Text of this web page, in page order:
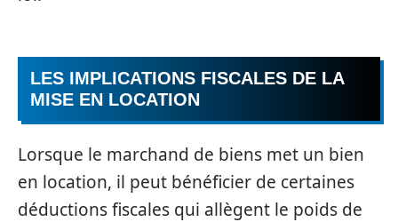
LES IMPLICATIONS FISCALES DE LA
MISE EN LOCATION
Lorsque le marchand de biens met un bien
en location, il peut bénéficier de certaines
déductions fiscales qui allègent le poids de